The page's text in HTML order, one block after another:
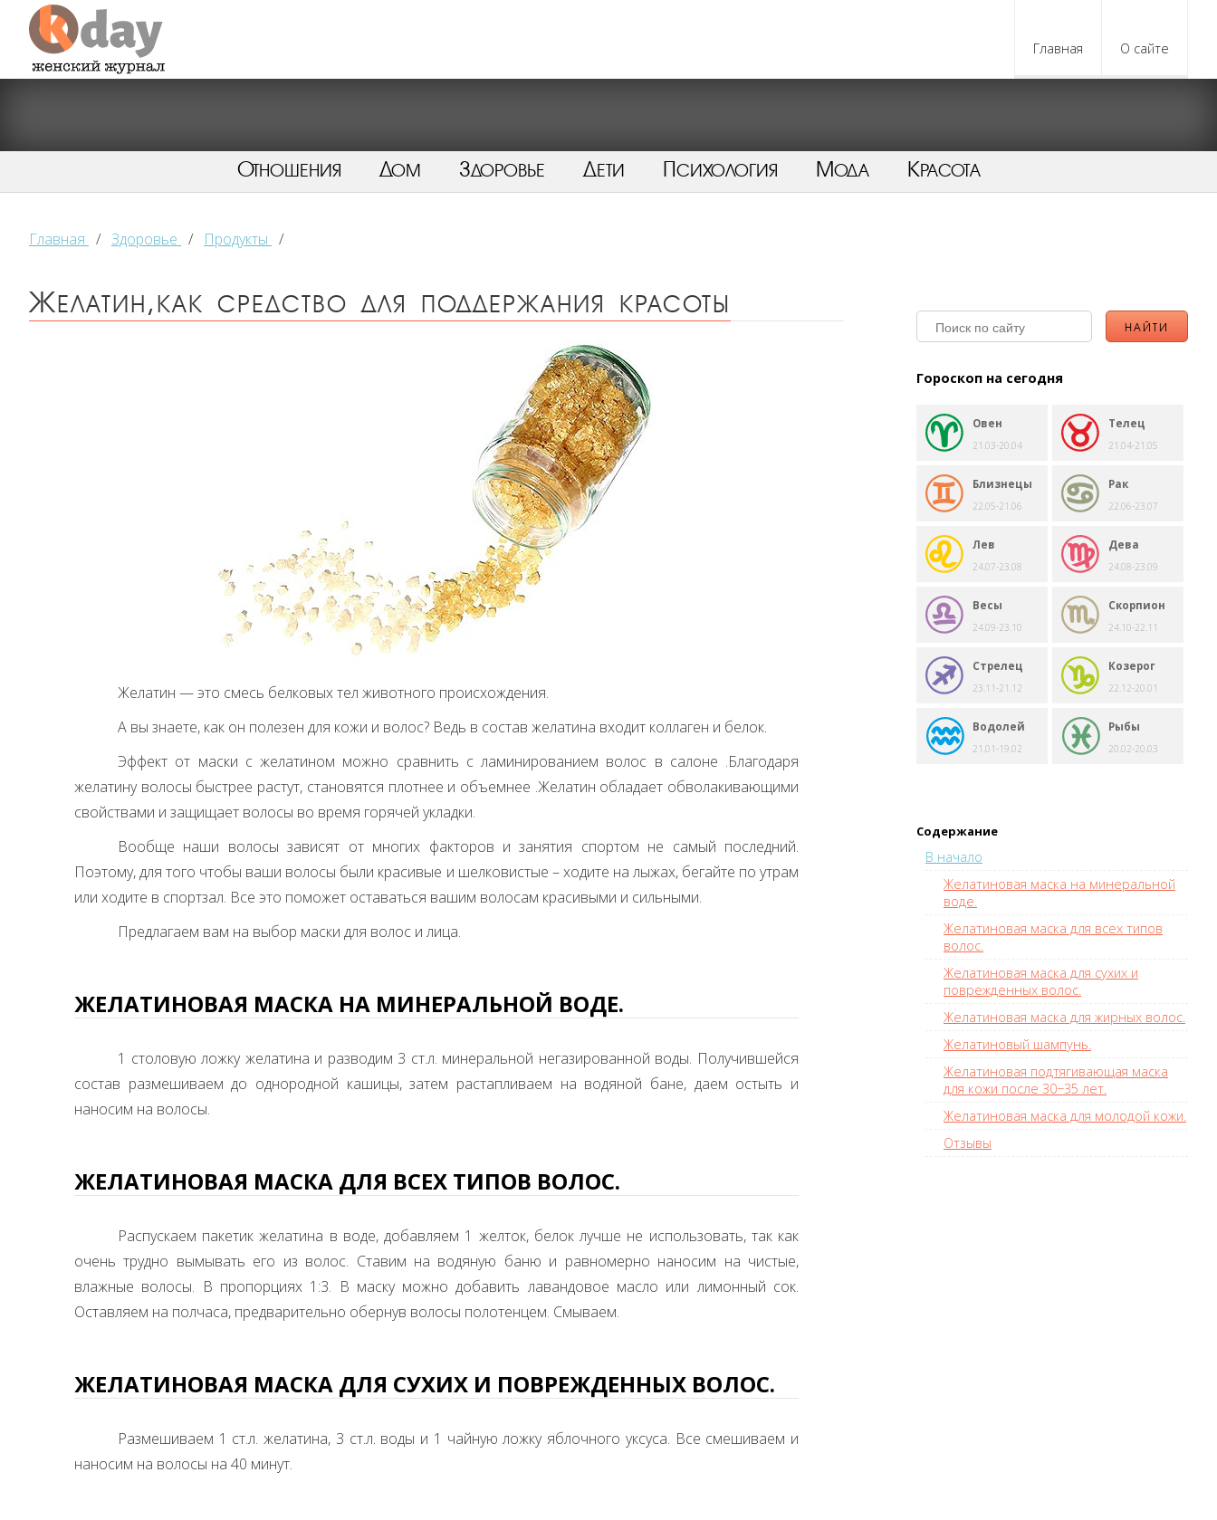
Главная О сайте
Отношения Дом Здоровье Дети Психология Мода Красота
Главная / Здоровье / Продукты /
Желатин,как средство для поддержания красоты
Желатин — это смесь белковых тел животного происхождения.
А вы знаете, как он полезен для кожи и волос? Ведь в состав желатина входит коллаген и белок.
Эффект от маски с желатином можно сравнить с ламинированием волос в салоне .Благодаря
желатину волосы быстрее растут, становятся плотнее и объемнее .Желатин обладает обволакивающими
свойствами и защищает волосы во время горячей укладки.
Вообще наши волосы зависят от многих факторов и занятия спортом не самый последний.
Поэтому, для того чтобы ваши волосы были красивые и шелковистые – ходите на лыжах, бегайте по утрам
или ходите в спортзал. Все это поможет оставаться вашим волосам красивыми и сильными.
Предлагаем вам на выбор маски для волос и лица.
ЖЕЛАТИНОВАЯ МАСКА НА МИНЕРАЛЬНОЙ ВОДЕ.
1 столовую ложку желатина и разводим 3 ст.л. минеральной негазированной воды. Получившейся
состав размешиваем до однородной кашицы, затем растапливаем на водяной бане, даем остыть и
наносим на волосы.
ЖЕЛАТИНОВАЯ МАСКА ДЛЯ ВСЕХ ТИПОВ ВОЛОС.
Распускаем пакетик желатина в воде, добавляем 1 желток, белок лучше не использовать, так как
очень трудно вымывать его из волос. Ставим на водяную баню и равномерно наносим на чистые,
влажные волосы. В пропорциях 1:3. В маску можно добавить лавандовое масло или лимонный сок.
Оставляем на полчаса, предварительно обернув волосы полотенцем. Смываем.
ЖЕЛАТИНОВАЯ МАСКА ДЛЯ СУХИХ И ПОВРЕЖДЕННЫХ ВОЛОС.
Размешиваем 1 ст.л. желатина, 3 ст.л. воды и 1 чайную ложку яблочного уксуса. Все смешиваем и
наносим на волосы на 40 минут.
Гороскоп на сегодня
Овен
21.03-20.04
Телец
21.04-21.05
Близнецы
22.05-21.06
Рак
22.06-23.07
Лев
24.07-23.08
Дева
24.08-23.09
Весы
24.09-23.10
Скорпион
24.10-22.11
Стрелец
23.11-21.12
Козерог
22.12-20.01
Водолей
21.01-19.02
Рыбы
20.02-20.03
Содержание
В начало
Желатиновая маска на минеральной
воде.
Желатиновая маска для всех типов
волос.
Желатиновая маска для сухих и
поврежденных волос.
Желатиновая маска для жирных волос.
Желатиновый шампунь.
Желатиновая подтягивающая маска
для кожи после 30−35 лет.
Желатиновая маска для молодой кожи.
Отзывы